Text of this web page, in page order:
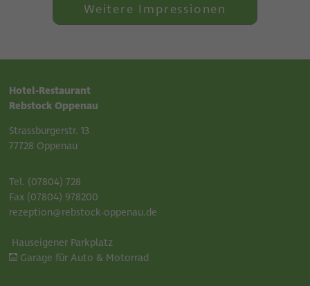
Weitere Impressionen
Hotel-Restaurant
Rebstock Oppenau
Strassburgerstr. 13
77728 Oppenau
Tel. (07804) 728
Fax (07804) 978200
rezeption@rebstock-oppenau.de
Hauseigener Parkplatz
Garage für Auto & Motorrad